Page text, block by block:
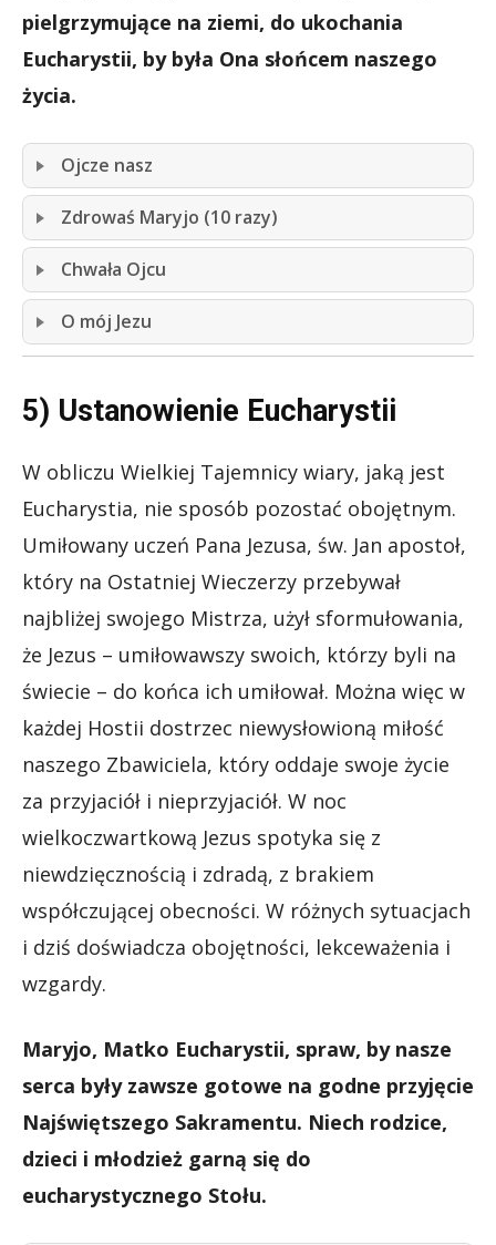
pielgrzymujące na ziemi, do ukochania
Eucharystii, by była Ona słońcem naszego
życia.
Ojcze nasz
Zdrowaś Maryjo (10 razy)
Chwała Ojcu
O mój Jezu
5) Ustanowienie Eucharystii
W obliczu Wielkiej Tajemnicy wiary, jaką jest
Eucharystia, nie sposób pozostać obojętnym.
Umiłowany uczeń Pana Jezusa, św. Jan apostoł,
który na Ostatniej Wieczerzy przebywał
najbliżej swojego Mistrza, użył sformułowania,
że Jezus – umiłowawszy swoich, którzy byli na
świecie – do końca ich umiłował. Można więc w
każdej Hostii dostrzec niewysłowioną miłość
naszego Zbawiciela, który oddaje swoje życie
za przyjaciół i nieprzyjaciół. W noc
wielkoczwartkową Jezus spotyka się z
niewdzięcznością i zdradą, z brakiem
współczującej obecności. W różnych sytuacjach
i dziś doświadcza obojętności, lekceważenia i
wzgardy.
Maryjo, Matko Eucharystii, spraw, by nasze
serca były zawsze gotowe na godne przyjęcie
Najświętszego Sakramentu. Niech rodzice,
dzieci i młodzież garną się do
eucharystycznego Stołu.